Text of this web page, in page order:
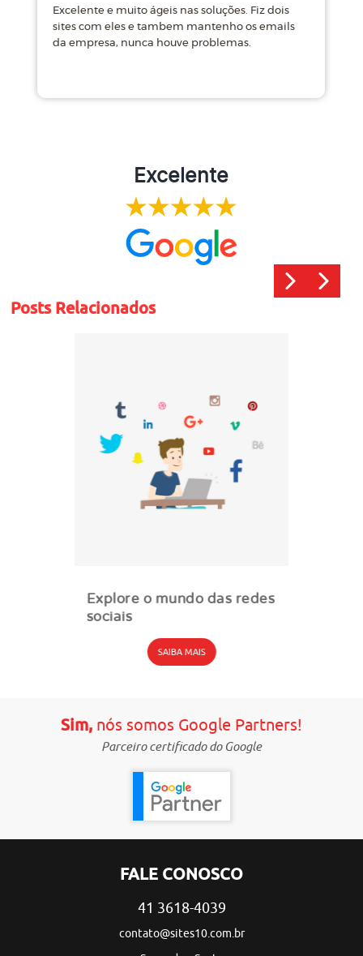
Excelente e muito ágeis nas soluções. Fiz dois
sites com eles e tambem mantenho os emails
da empresa, nunca houve problemas.
Excelente
Posts Relacionados
Explore o mundo das redes
sociais
SAIBA MAIS
Sim,nós somos Google Partners!
Parceiro certificado do Google
FALE CONOSCO
41 3618-4039
contato@sites10.com.br